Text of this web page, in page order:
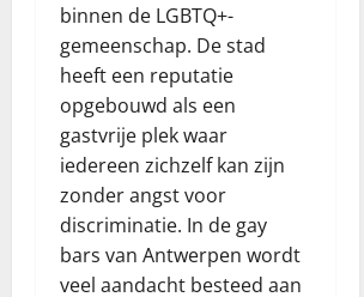
binnen de LGBTQ+-
gemeenschap. De stad
heeft een reputatie
opgebouwd als een
gastvrije plek waar
iedereen zichzelf kan zijn
zonder angst voor
discriminatie. In de gay
bars van Antwerpen wordt
veel aandacht besteed aan